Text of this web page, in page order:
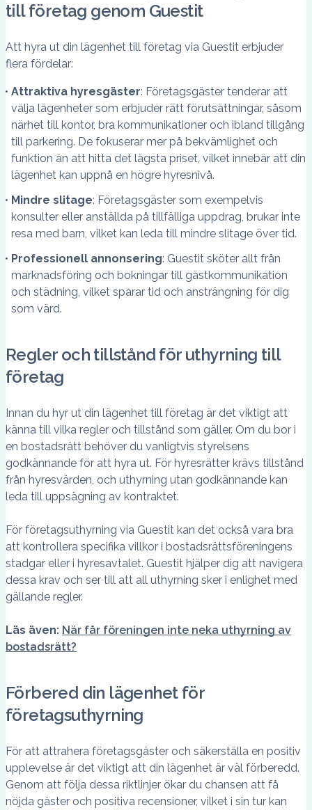
till företag genom Guestit
Att hyra ut din lägenhet till företag via Guestit erbjuder
flera fördelar:
Attraktiva hyresgäster: Företagsgäster tenderar att
välja lägenheter som erbjuder rätt förutsättningar, såsom
närhet till kontor, bra kommunikationer och ibland tillgång
till parkering. De fokuserar mer på bekvämlighet och
funktion än att hitta det lägsta priset, vilket innebär att din
lägenhet kan uppnå en högre hyresnivå.
Mindre slitage: Företagsgäster som exempelvis
konsulter eller anställda på tillfälliga uppdrag, brukar inte
resa med barn, vilket kan leda till mindre slitage över tid.
Professionell annonsering: Guestit sköter allt från
marknadsföring och bokningar till gästkommunikation
och städning, vilket sparar tid och ansträngning för dig
som värd.
Regler och tillstånd för uthyrning till
företag
Innan du hyr ut din lägenhet till företag är det viktigt att
känna till vilka regler och tillstånd som gäller. Om du bor i
en bostadsrätt behöver du vanligtvis styrelsens
godkännande för att hyra ut. För hyresrätter krävs tillstånd
från hyresvärden, och uthyrning utan godkännande kan
leda till uppsägning av kontraktet.
För företagsuthyrning via Guestit kan det också vara bra
att kontrollera specifika villkor i bostadsrättsföreningens
stadgar eller i hyresavtalet. Guestit hjälper dig att navigera
dessa krav och ser till att all uthyrning sker i enlighet med
gällande regler.
Läs även: När får föreningen inte neka uthyrning av
bostadsrätt?
Förbered din lägenhet för
företagsuthyrning
För att attrahera företagsgäster och säkerställa en positiv
upplevelse är det viktigt att din lägenhet är väl förberedd.
Genom att följa dessa riktlinjer ökar du chansen att få
nöjda gäster och positiva recensioner, vilket i sin tur kan